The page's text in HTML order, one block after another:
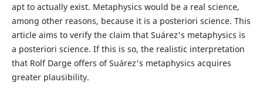
apt to actually exist. Metaphysics would be a real science,
among other reasons, because it is a posteriori science. This
article aims to verify the claim that Suárez's metaphysics is
a posteriori science. If this is so, the realistic interpretation
that Rolf Darge offers of Suárez's metaphysics acquires
greater plausibility.